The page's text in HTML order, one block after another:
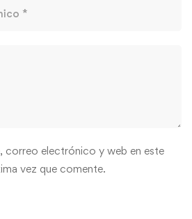
correo electrónico y web en este
vez que comente.